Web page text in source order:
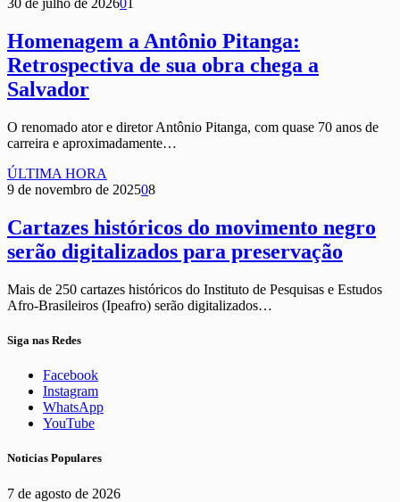
30 de julho de 202601
Homenagem a Antônio Pitanga:
Retrospectiva de sua obra chega a
Salvador
O renomado ator e diretor Antônio Pitanga, com quase 70 anos de
carreira e aproximadamente…
ÚLTIMA HORA
9 de novembro de 202508
Cartazes históricos do movimento negro
serão digitalizados para preservação
Mais de 250 cartazes históricos do Instituto de Pesquisas e Estudos
Afro-Brasileiros (Ipeafro) serão digitalizados…
Siga nas Redes
Facebook
Instagram
WhatsApp
YouTube
Noticias Populares
7 de agosto de 2026